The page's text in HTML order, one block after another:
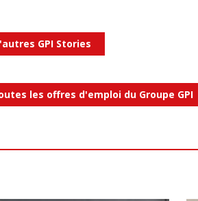
GPI Stories
les offres d'emploi du Groupe GPI